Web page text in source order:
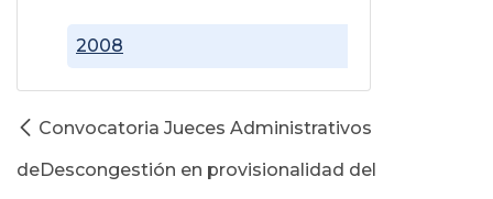
2008
Convocatoria Jueces Administrativos
deDescongestión en provisionalidad del